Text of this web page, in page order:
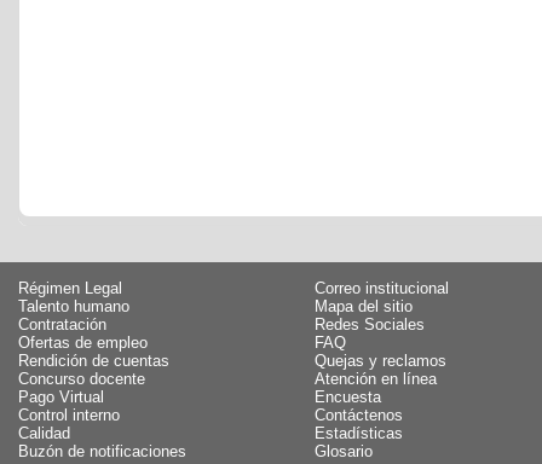
Régimen Legal
Talento humano
Contratación
Ofertas de empleo
Rendición de cuentas
Concurso docente
Pago Virtual
Control interno
Calidad
Buzón de notificaciones
Correo institucional
Mapa del sitio
Redes Sociales
FAQ
Quejas y reclamos
Atención en línea
Encuesta
Contáctenos
Estadísticas
Glosario